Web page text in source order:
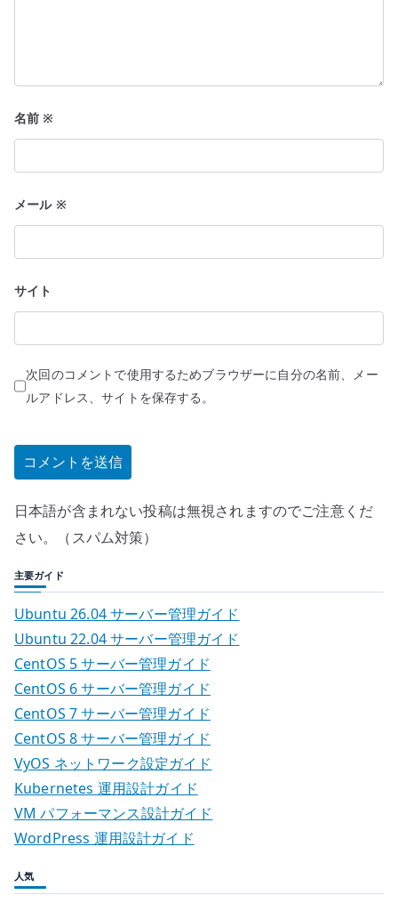
名前※
メール ※
サイト
次回のコメントで使用するためブラウザーに自分の名前、メー
ルアドレス、サイトを保存する。
日本語が含まれない投稿は無視されますのでご注意くだ
さい。（スパム対策）
主要ガイド
Ubuntu 26.04 サーバー管理ガイド
Ubuntu 22.04 サーバー管理ガイド
CentOS 5 サーバー管理ガイド
CentOS 6 サーバー管理ガイド
CentOS 7 サーバー管理ガイド
CentOS 8 サーバー管理ガイド
VyOS ネットワーク設定ガイド
Kubernetes 運用設計ガイド
VM パフォーマンス設計ガイド
WordPress 運用設計ガイド
人気